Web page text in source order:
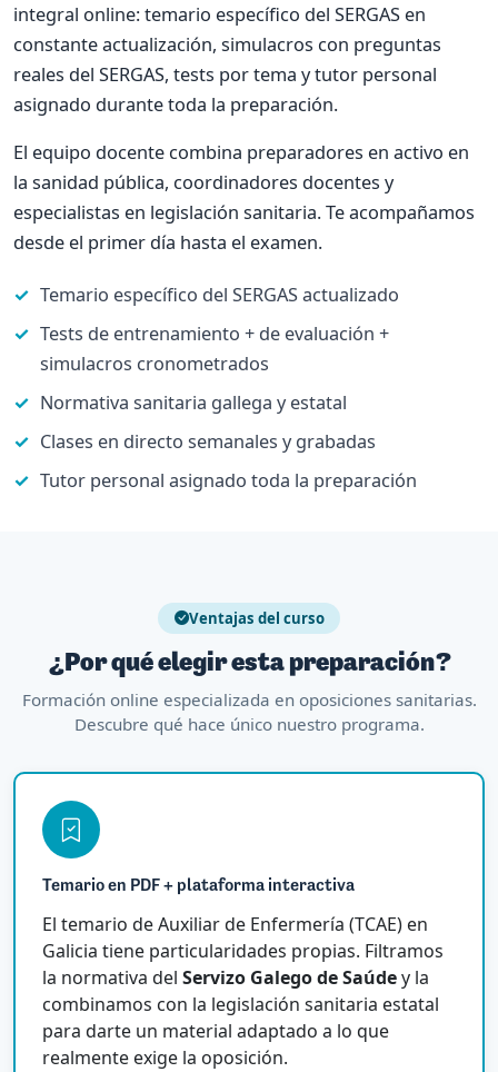
integral online: temario específico del SERGAS en
constante actualización, simulacros con preguntas
reales del SERGAS, tests por tema y tutor personal
asignado durante toda la preparación.
El equipo docente combina preparadores en activo en
la sanidad pública, coordinadores docentes y
especialistas en legislación sanitaria. Te acompañamos
desde el primer día hasta el examen.
Temario específico del SERGAS actualizado
Tests de entrenamiento + de evaluación +
simulacros cronometrados
Normativa sanitaria gallega y estatal
Clases en directo semanales y grabadas
Tutor personal asignado toda la preparación
Ventajas del curso
¿Por qué elegir esta preparación?
Formación online especializada en oposiciones sanitarias.
Descubre qué hace único nuestro programa.
Temario en PDF + plataforma interactiva
El temario de Auxiliar de Enfermería (TCAE) en
Galicia tiene particularidades propias. Filtramos
la normativa del Servizo Galego de Saúdey la
combinamos con la legislación sanitaria estatal
para darte un material adaptado a lo que
realmente exige la oposición.